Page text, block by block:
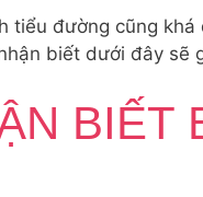
tiểu đường cũng
biết dưới đây sẽ